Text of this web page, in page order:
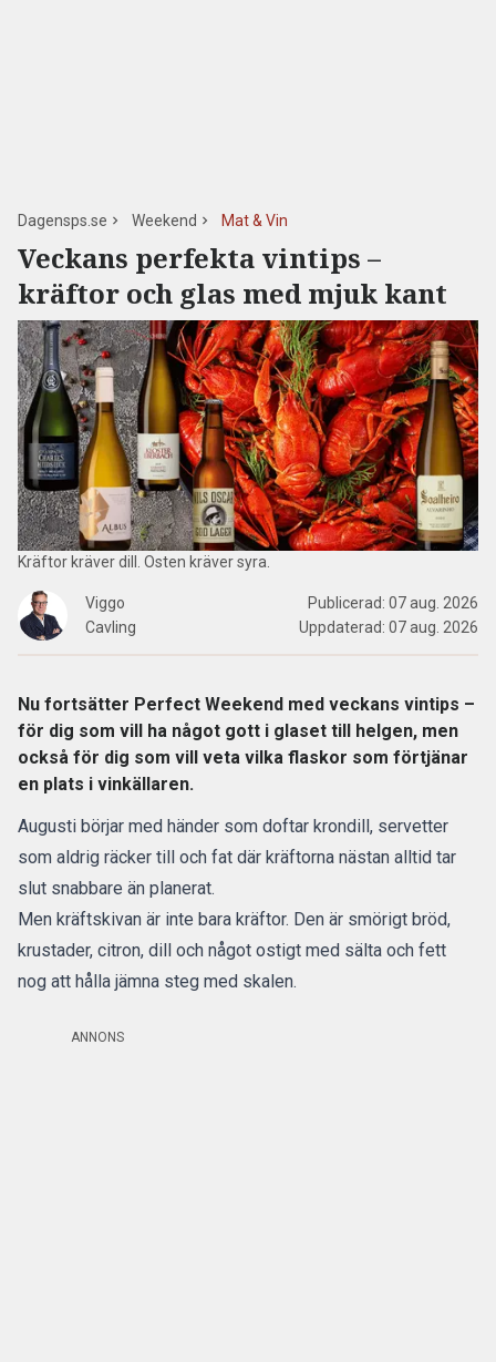
Dagensps.se Weekend Mat & Vin
Veckans perfekta vintips –
kräftor och glas med mjuk kant
Kräftor kräver dill. Osten kräver syra.
Viggo
Cavling
Publicerad: 07 aug. 2026
Uppdaterad: 07 aug. 2026
Nu fortsätter Perfect Weekend med veckans vintips –
för dig som vill ha något gott i glaset till helgen, men
också för dig som vill veta vilka flaskor som förtjänar
en plats i vinkällaren.
Augusti börjar med händer som doftar krondill, servetter
som aldrig räcker till och fat där kräftorna nästan alltid tar
slut snabbare än planerat.
Men kräftskivan är inte bara kräftor. Den är smörigt bröd,
krustader, citron, dill och något ostigt med sälta och fett
nog att hålla jämna steg med skalen.
ANNONS